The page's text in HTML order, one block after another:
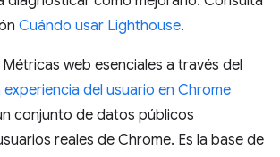
Cuándo usar Lighthouse.
web esenciales a través del
del usuario en Chrome
conjunto de datos públicos
reales de Chrome. Es la base de